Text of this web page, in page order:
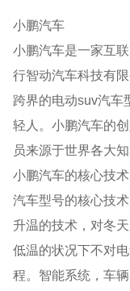
小鹏汽车
小鹏汽车是一家互
行智动汽车科技有
跨界的电动suv汽车
轻人。小鹏汽车的
员来源于世界各大
小鹏汽车的核心技术
汽车型号的核心技
升温的技术，对冬
低温的状况下不对
程。智能系统，车